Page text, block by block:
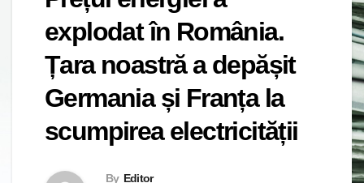
explodat în România.
Țara noastră a depășit
Germania și Franța la
scumpirea electricității
By Editor